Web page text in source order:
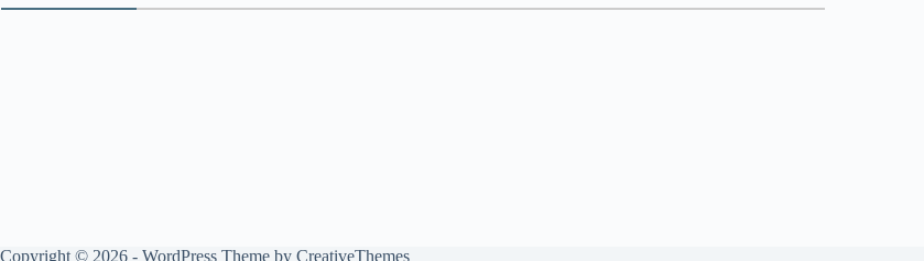
Copyright © 2026 - WordPress Theme by CreativeThemes